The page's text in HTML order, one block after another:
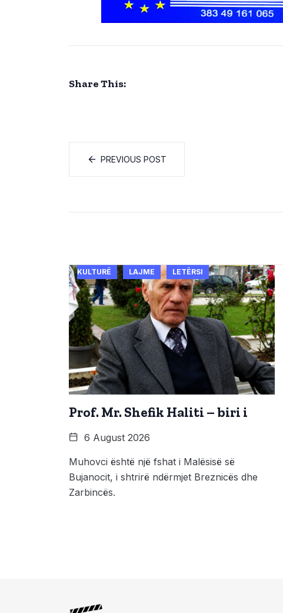
Share This:
PREVIOUS POST
KULTURË LAJME LETËRSI
Prof. Mr. Shefik Haliti – biri i
6 August 2026
Muhovci është një fshat i Malësisë së
Bujanocit, i shtrirë ndërmjet Breznicës dhe
Zarbincës.